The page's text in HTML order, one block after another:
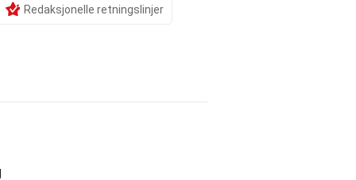
Redaksjonelle retningslinjer